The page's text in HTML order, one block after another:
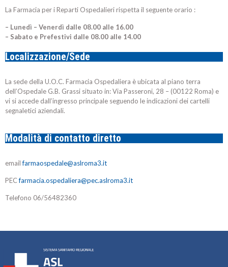
La Farmacia per i Reparti Ospedalieri rispetta il seguente orario :
– Lunedì – Venerdì dalle 08.00 alle 16.00
– Sabato e Prefestivi dalle 08.00 alle 14.00
Localizzazione/Sede
La sede della U.O.C. Farmacia Ospedaliera è ubicata al piano terra
dell’Ospedale G.B. Grassi situato in: Via Passeroni, 28 – (00122 Roma) e
vi si accede dall’ingresso principale seguendo le indicazioni dei cartelli
segnaletici aziendali.
Modalità di contatto diretto
emailfarmaospedale@aslroma3.it
PECfarmacia.ospedaliera@pec.aslroma3.it
Telefono 06/56482360